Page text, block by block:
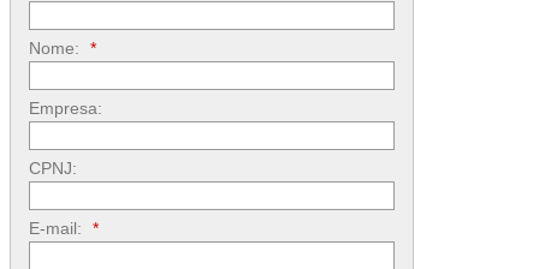
Nome: *
Empresa:
CPNJ:
E-mail: *